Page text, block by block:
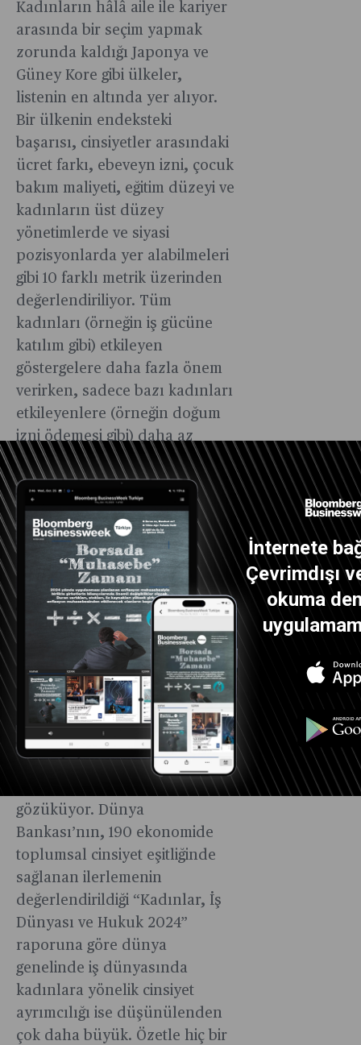
İnternete
Çevrimdışı
okuma
Kadınların hâlâ aile ile kariyer
arasında bir seçim yapmak
zorunda kaldığı Japonya ve
Güney Kore gibi ülkeler,
listenin en altında yer alıyor.
Bir ülkenin endeksteki
başarısı, cinsiyetler arasındaki
ücret farkı, ebeveyn izni, çocuk
bakım maliyeti, eğitim düzeyi ve
kadınların üst düzey
yönetimlerde ve siyasi
pozisyonlarda yer alabilmeleri
gibi 10 farklı metrik üzerinden
değerlendiriliyor. Tüm
kadınları (örneğin iş gücüne
katılım gibi) etkileyen
göstergelere daha fazla önem
verirken, sadece bazı kadınları
etkileyenlere (örneğin doğum
izni ödemesi gibi) daha az
önem veriliyor. Babalık izni de
endeks hesaplamalarına dahil
edilmiş durumda. Araştırmalar
gösteriyor ki, babaların
ebeveyn iznini kullanmaları
durumunda, annelerin iş
gücüne geri dönme olasılığı
artıyor, kadın istihdamı
yükseliyor ve erkeklerle
kadınlar arasındaki ücret farkı
azalıyor.
Öte yandan bu endekste
Türkiye’nin nerede yer
aldığına bakarsak da, en alt
sıralarda olduğumuz
gözüküyor. Dünya
Bankası’nın, 190 ekonomide
toplumsal cinsiyet eşitliğinde
sağlanan ilerlemenin
değerlendirildiği “Kadınlar, İş
Dünyası ve Hukuk 2024”
raporuna göre dünya
genelinde iş dünyasında
kadınlara yönelik cinsiyet
ayrımcılığı ise düşünülenden
çok daha büyük. Özetle hiç bir